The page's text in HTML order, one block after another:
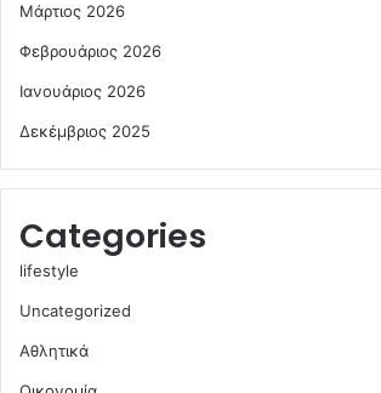
Μάρτιος 2026
Φεβρουάριος 2026
Ιανουάριος 2026
Δεκέμβριος 2025
Categories
lifestyle
Uncategorized
Αθλητικά